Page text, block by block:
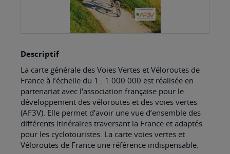
to
the
beginning
of
the
images
gallery
Descriptif
La carte générale des Voies Vertes et Véloroutes de
France à l’échelle du 1 : 1 000 000 est réalisée en
partenariat avec l'association française pour le
développement des véloroutes et des voies vertes
(AF3V). Elle permet d’avoir une vue d’ensemble des
différents itinéraires traversant la France et adaptés
pour les cyclotouristes. La carte voies vertes et
Véloroutes de France une référence indispensable.